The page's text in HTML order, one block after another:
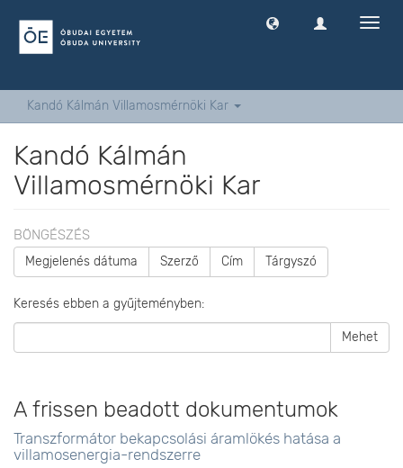
Kandó Kálmán Villamosmérnöki Kar
Kandó Kálmán
Villamosmérnöki Kar
BÖNGÉSZÉS
Megjelenés dátuma Szerző Cím Tárgyszó
Keresés ebben a gyűjteményben:
Mehet
A frissen beadott dokumentumok
Transzformátor bekapcsolási áramlökés hatása a
villamosenergia-rendszerre